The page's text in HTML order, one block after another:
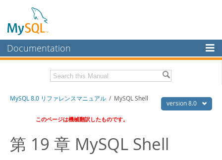
Documentation
MySQL Enterprise
Workbench
InnoDB Cluster
MySQL NDB Cluster
Connectors
Download this Manual
PDF (US Ltr)- 36.1Mb
version 8.0
MySQL 8.0 リファレンスマニュアル / MySQL Shell
このページは機械翻訳したものです。
第 19 章 MySQL Shell